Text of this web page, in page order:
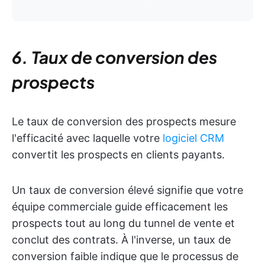
6. Taux de conversion des
prospects
Le taux de conversion des prospects mesure
l'efficacité avec laquelle votre logiciel CRM
convertit les prospects en clients payants.
Un taux de conversion élevé signifie que votre
équipe commerciale guide efficacement les
prospects tout au long du tunnel de vente et
conclut des contrats. À l'inverse, un taux de
conversion faible indique que le processus de